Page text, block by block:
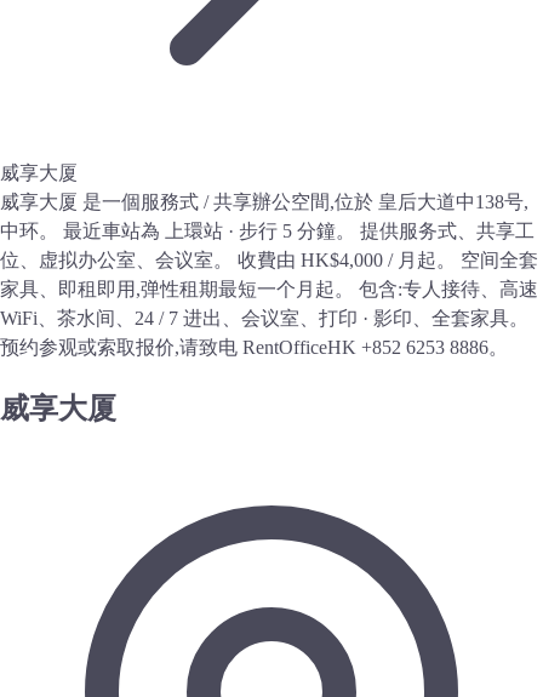
威享大厦
威享大厦 是一個服務式 / 共享辦公空間,位於 皇后大道中138号,
中环。 最近車站為 上環站 · 步行 5 分鐘。 提供服务式、共享工
位、虚拟办公室、会议室。 收費由 HK$4,000 / 月起。 空间全套
家具、即租即用,弹性租期最短一个月起。 包含:专人接待、高速
WiFi、茶水间、24 / 7 进出、会议室、打印 · 影印、全套家具。
预约参观或索取报价,请致电 RentOfficeHK +852 6253 8886。
威享大厦